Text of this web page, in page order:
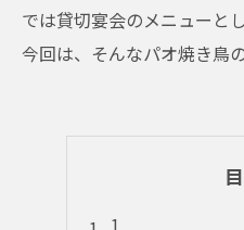
では貸切宴会のメニューと
今回は、そんなパオ焼き鳥
1